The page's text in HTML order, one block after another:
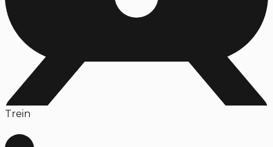
Trein